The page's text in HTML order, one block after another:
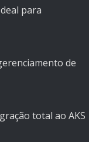
para
de
total ao AKS